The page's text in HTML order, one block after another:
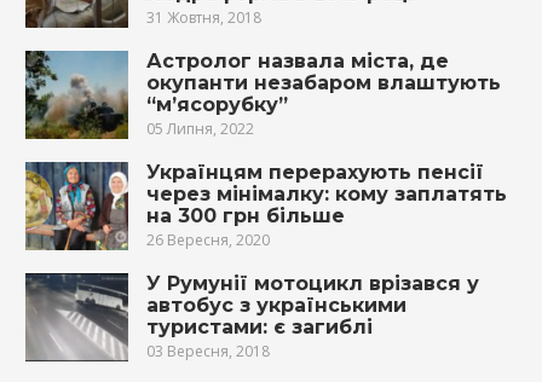
31 Жовтня, 2018
Астролог назвала міста, де
окупанти незабаром влаштують
“м’ясорубку”
05 Липня, 2022
Українцям перерахують пенсії
через мінімалку: кому заплатять
на 300 грн більше
26 Вересня, 2020
У Румунії мотоцикл врізався у
автобус з українськими
туристами: є загиблі
03 Вересня, 2018